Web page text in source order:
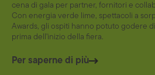
cena di gala per partner, fornitori e
Con energia verde lime, spettacoli a
Awards, gli ospiti hanno potuto godere
prima dell'inizio della fiera.
Per saperne di più